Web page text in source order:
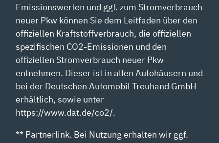
Emissionswerten und ggf. zum Stromverbrauch
neuer Pkw können Sie dem Leitfaden über den
offiziellen Kraftstoffverbrauch, die offiziellen
spezifischen CO2-Emissionen und den
offiziellen Stromverbrauch neuer Pkw
entnehmen. Dieser ist in allen Autohäusern und
bei der Deutschen Automobil Treuhand GmbH
erhältlich, sowie unter
https://www.dat.de/co2/.
** Partnerlink. Bei Nutzung erhalten wir ggf.